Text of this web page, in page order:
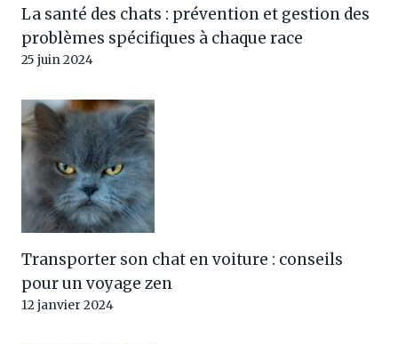
La santé des chats : prévention et gestion des
problèmes spécifiques à chaque race
25 juin 2024
Transporter son chat en voiture : conseils
pour un voyage zen
12 janvier 2024